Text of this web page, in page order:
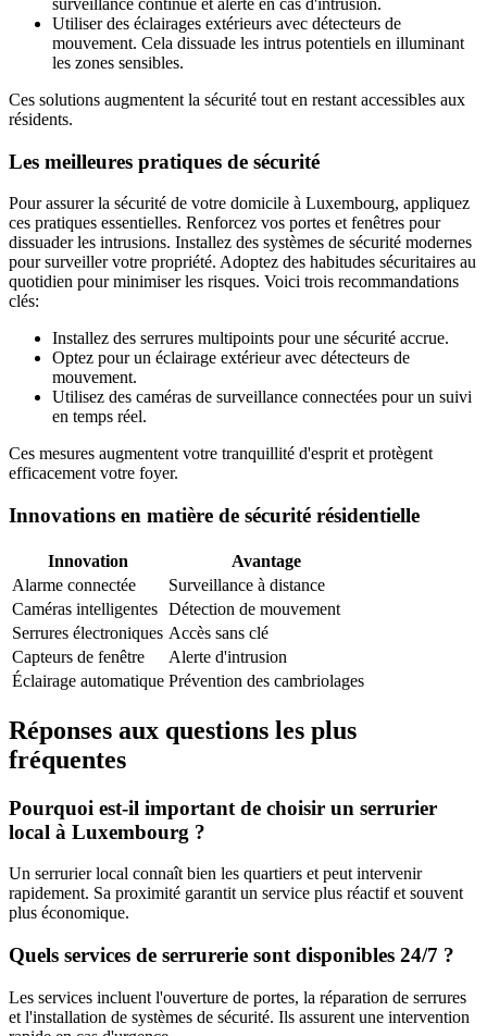
Utiliser des éclairages extérieurs avec détecteurs de
mouvement. Cela dissuade les intrus potentiels en illuminant
les zones sensibles.
Ces solutions augmentent la sécurité tout en restant accessibles aux
résidents.
Les meilleures pratiques de sécurité
Pour assurer la sécurité de votre domicile à Luxembourg, appliquez
ces pratiques essentielles. Renforcez vos portes et fenêtres pour
dissuader les intrusions. Installez des systèmes de sécurité modernes
pour surveiller votre propriété. Adoptez des habitudes sécuritaires au
quotidien pour minimiser les risques. Voici trois recommandations
clés:
Installez des serrures multipoints pour une sécurité accrue.
Optez pour un éclairage extérieur avec détecteurs de
mouvement.
Utilisez des caméras de surveillance connectées pour un suivi
en temps réel.
Ces mesures augmentent votre tranquillité d'esprit et protègent
efficacement votre foyer.
Innovations en matière de sécurité résidentielle
Innovation
Avantage
Alarme connectée
Surveillance à distance
Caméras intelligentes Détection de mouvement
Serrures électroniques Accès sans clé
Capteurs de fenêtre
Alerte d'intrusion
Éclairage automatique Prévention des cambriolages
Réponses aux questions les plus
fréquentes
Pourquoi est-il important de choisir un serrurier
local à Luxembourg ?
Un serrurier local connaît bien les quartiers et peut intervenir
rapidement. Sa proximité garantit un service plus réactif et souvent
plus économique.
Quels services de serrurerie sont disponibles 24/7 ?
Les services incluent l'ouverture de portes, la réparation de serrures
et l'installation de systèmes de sécurité. Ils assurent une intervention